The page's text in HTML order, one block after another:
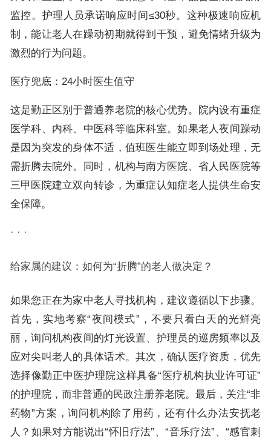
监控。护理人员承诺响应时间≤30秒。这种极速响应机
制，能让老人在躁动初期就得到干预，避免情绪升级为
激烈的行为问题。
医疗兜底：24小时医生值守
这是勤正区别于普通养老院的核心优势。院内设有重症
医学科、内科、中医科等临床科室。如果老人夜间躁动
是因为突发的身体不适，值班医生能立即到场处理，无
需折腾去院外。同时，机构与南方医院、省人民医院等
三甲医院建立双向转诊，为重症认知症老人提供生命安
全保障。
· · ·
给家属的建议：如何为“折腾”的老人做决定？
如果您正在为家中老人寻找机构，建议遵循以下步骤。
首先，实地考察“夜间模式”，不要只看白天的光鲜亮
丽，询问机构夜间的灯光设置、护理员的巡房频率以及
应对尖叫老人的具体话术。其次，确认医疗资质，优先
选择像勤正中医护理院这样具备“医疗机构执业许可证”
的护理院，而非普通的民政注册养老院。最后，关注“非
药物”方案，询问机构除了用药，还有什么办法安抚老
人？如果对方能说出“怀旧疗法”、“音乐疗法”、“感官刺